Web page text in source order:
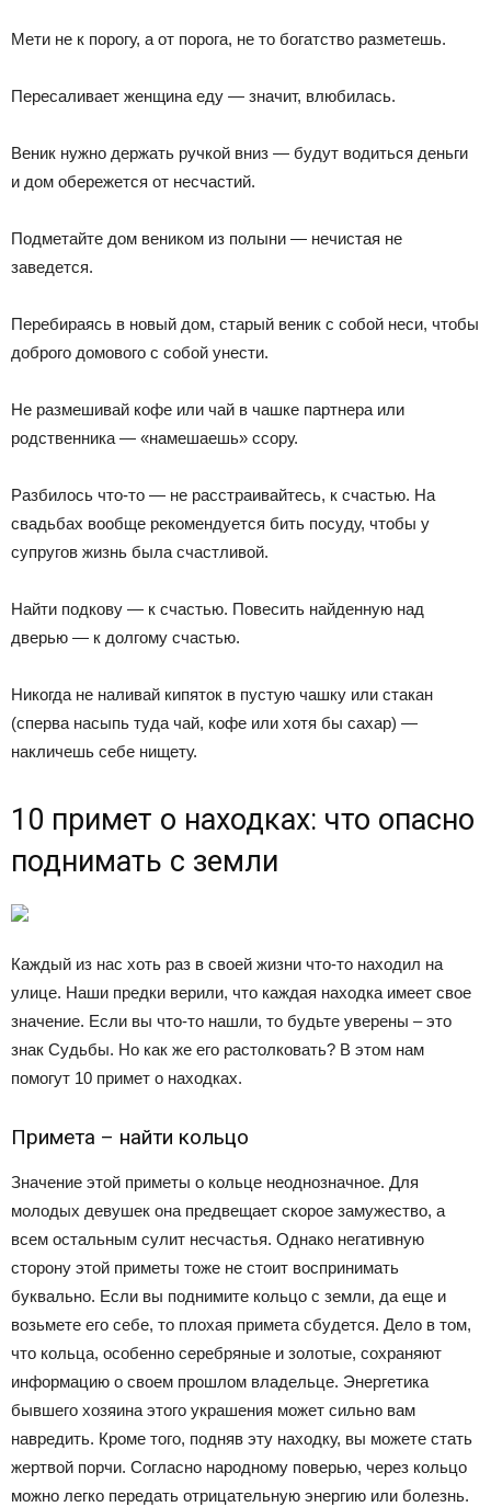
Мети не к порогу, а от порога, не то богатство разметешь.
Пересаливает женщина еду — значит, влюбилась.
Веник нужно держать ручкой вниз — будут водиться деньги
и дом обережется от несчастий.
Подметайте дом веником из полыни — нечистая не
заведется.
Перебираясь в новый дом, старый веник с собой неси, чтобы
доброго домового с собой унести.
Не размешивай кофе или чай в чашке партнера или
родственника — «намешаешь» ссору.
Разбилось что-то — не расстраивайтесь, к счастью. На
свадьбах вообще рекомендуется бить посуду, чтобы у
супругов жизнь была счастливой.
Найти подкову — к счастью. Повесить найденную над
дверью — к долгому счастью.
Никогда не наливай кипяток в пустую чашку или стакан
(сперва насыпь туда чай, кофе или хотя бы сахар) —
накличешь себе нищету.
10 примет о находках: что опасно
поднимать с земли
Каждый из нас хоть раз в своей жизни что-то находил на
улице. Наши предки верили, что каждая находка имеет свое
значение. Если вы что-то нашли, то будьте уверены – это
знак Судьбы. Но как же его растолковать? В этом нам
помогут 10 примет о находках.
Примета – найти кольцо
Значение этой приметы о кольце неоднозначное. Для
молодых девушек она предвещает скорое замужество, а
всем остальным сулит несчастья. Однако негативную
сторону этой приметы тоже не стоит воспринимать
буквально. Если вы поднимите кольцо с земли, да еще и
возьмете его себе, то плохая примета сбудется. Дело в том,
что кольца, особенно серебряные и золотые, сохраняют
информацию о своем прошлом владельце. Энергетика
бывшего хозяина этого украшения может сильно вам
навредить. Кроме того, подняв эту находку, вы можете стать
жертвой порчи. Согласно народному поверью, через кольцо
можно легко передать отрицательную энергию или болезнь.